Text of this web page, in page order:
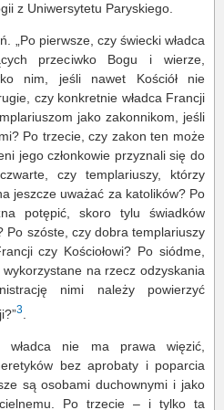
z Uniwersytetu Paryskiego.
„Po pierwsze, czy świecki władca
przeciwko Bogu i wierze,
nim, jeśli nawet Kościół nie
czy konkretnie władca Francji
jako zakonnikom, jeśli
Po trzecie, czy zakon ten może
jego członkowie przyznali się do
czy templariuszy, którzy
jeszcze uważać za katolików? Po
potępić, skoro tylu świadków
Po szóste, czy dobra templariuszy
czy Kościołowi? Po siódme,
na rzecz odzyskania
nimi należy powierzyć
3
nie ma prawa więzić,
bez aprobaty i poparcia
są osobami duchownymi i jako
Po trzecie – i tylko ta